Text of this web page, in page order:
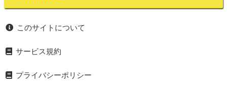
このサイトについて
サービス規約
プライバシーポリシー